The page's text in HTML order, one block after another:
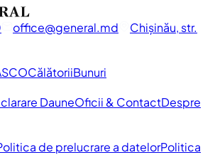
office general.md
Chișinău, str.
CălătoriiBunuri
DauneOficii & ContactDespre
de prelucrare a datelorPolitica